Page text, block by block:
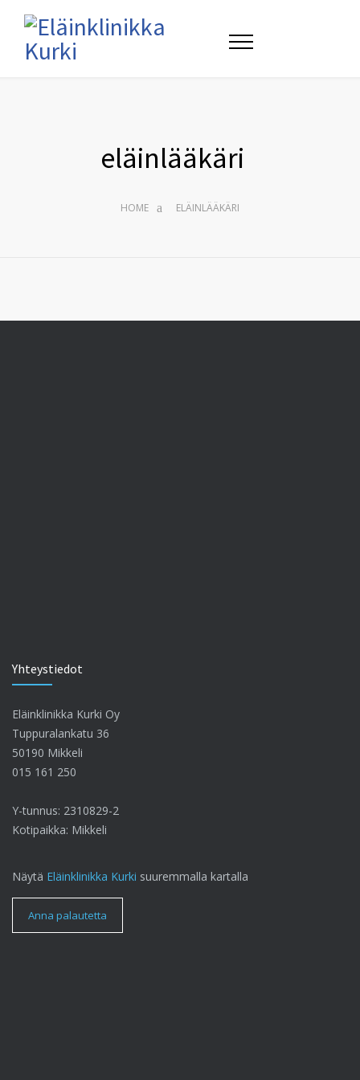
eläinlääkäri
HOME ELÄINLÄÄKÄRI
Yhteystiedot
Eläinklinikka Kurki Oy
Tuppuralankatu 36
50190 Mikkeli
015 161 250
Y-tunnus: 2310829-2
Kotipaikka: Mikkeli
Näytä Eläinklinikka Kurki suuremmalla kartalla
Anna palautetta